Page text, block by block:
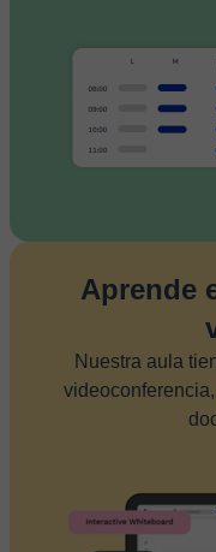
Aprende
Nuestra aula